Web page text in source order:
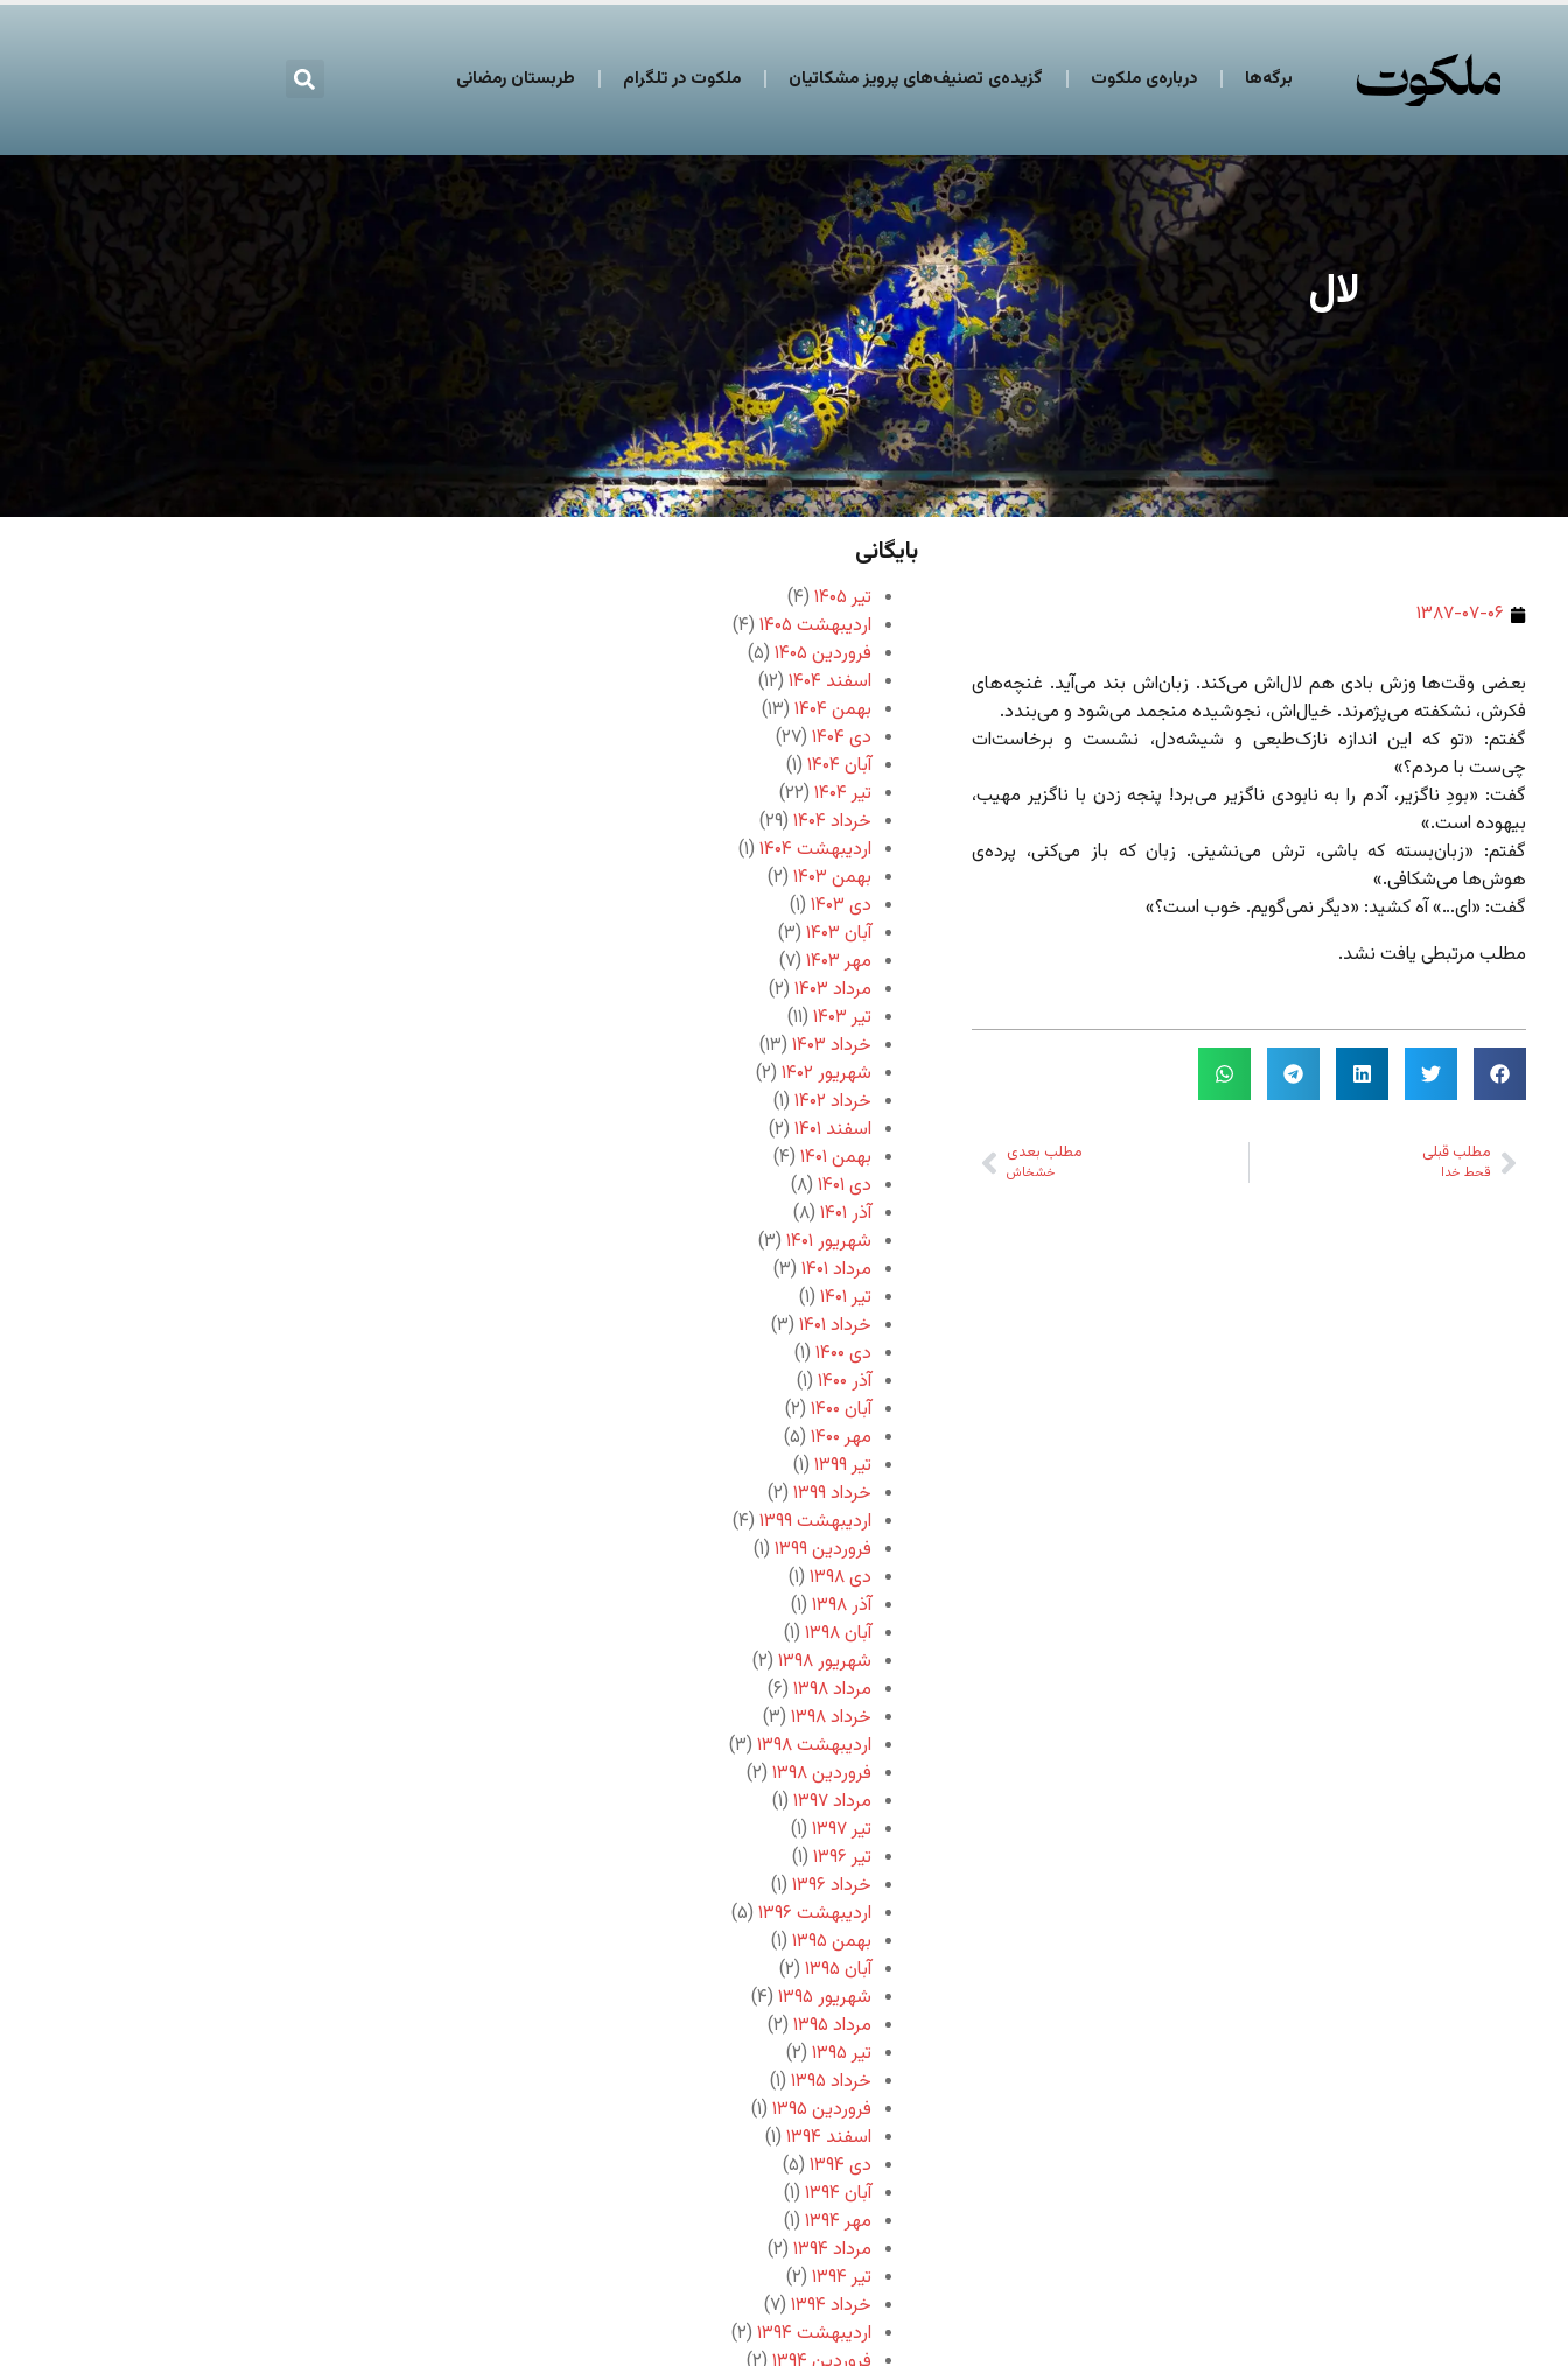
برگه‌ها درباره‌ی ملکوت گزیده‌ی تصنیف‌های پرویز مشکاتیان ملکوت در تلگرام طربستان رمضانی
لال
۱۳۸۷-۰۷-۰۶
بعضی وقت‌ها وزش بادی هم لال‌اش می‌کند. زبان‌اش بند می‌آید. غنچه‌های
فکرش، نشکفته می‌پژمرند. خیال‌اش، نجوشیده منجمد می‌شود و می‌بندد.
گفتم: «تو که این اندازه نازک‌طبعی و شیشه‌دل، نشست و برخاست‌ات
چی‌ست با مردم؟»
گفت: «بودِ ناگزیر، آدم را به نابودی ناگزیر می‌برد! پنجه زدن با ناگزیر مهیب،
بیهوده است.»
گفتم: «زبان‌بسته که باشی، ترش‌ می‌نشینی. زبان که باز می‌کنی، پرده‌ی
هوش‌ها می‌شکافی.»
گفت: «ای…» آه کشید: «دیگر نمی‌گویم. خوب است؟»
مطلب مرتبطی یافت نشد.
مطلب قبلی
قحط خدا
مطلب بعدی
خشخاش
بایگانی
تیر ۱۴۰۵
(۴)
اردیبهشت ۱۴۰۵
(۴)
فروردین ۱۴۰۵
(۵)
اسفند ۱۴۰۴
(۱۲)
بهمن ۱۴۰۴
(۱۳)
دی ۱۴۰۴
(۲۷)
آبان ۱۴۰۴
(۱)
تیر ۱۴۰۴
(۲۲)
خرداد ۱۴۰۴
(۲۹)
اردیبهشت ۱۴۰۴
(۱)
بهمن ۱۴۰۳
(۲)
دی ۱۴۰۳
(۱)
آبان ۱۴۰۳
(۳)
مهر ۱۴۰۳
(۷)
مرداد ۱۴۰۳
(۲)
تیر ۱۴۰۳
(۱۱)
خرداد ۱۴۰۳
(۱۳)
شهریور ۱۴۰۲
(۲)
خرداد ۱۴۰۲
(۱)
اسفند ۱۴۰۱
(۲)
بهمن ۱۴۰۱
(۴)
دی ۱۴۰۱
(۸)
آذر ۱۴۰۱
(۸)
شهریور ۱۴۰۱
(۳)
مرداد ۱۴۰۱
(۳)
تیر ۱۴۰۱
(۱)
خرداد ۱۴۰۱
(۳)
دی ۱۴۰۰
(۱)
آذر ۱۴۰۰
(۱)
آبان ۱۴۰۰
(۲)
مهر ۱۴۰۰
(۵)
تیر ۱۳۹۹
(۱)
خرداد ۱۳۹۹
(۲)
اردیبهشت ۱۳۹۹
(۴)
فروردین ۱۳۹۹
(۱)
دی ۱۳۹۸
(۱)
آذر ۱۳۹۸
(۱)
آبان ۱۳۹۸
(۱)
شهریور ۱۳۹۸
(۲)
مرداد ۱۳۹۸
(۶)
خرداد ۱۳۹۸
(۳)
اردیبهشت ۱۳۹۸
(۳)
فروردین ۱۳۹۸
(۲)
مرداد ۱۳۹۷
(۱)
تیر ۱۳۹۷
(۱)
تیر ۱۳۹۶
(۱)
خرداد ۱۳۹۶
(۱)
اردیبهشت ۱۳۹۶
(۵)
بهمن ۱۳۹۵
(۱)
آبان ۱۳۹۵
(۲)
شهریور ۱۳۹۵
(۴)
مرداد ۱۳۹۵
(۲)
تیر ۱۳۹۵
(۲)
خرداد ۱۳۹۵
(۱)
فروردین ۱۳۹۵
(۱)
اسفند ۱۳۹۴
(۱)
دی ۱۳۹۴
(۵)
آبان ۱۳۹۴
(۱)
مهر ۱۳۹۴
(۱)
مرداد ۱۳۹۴
(۲)
تیر ۱۳۹۴
(۲)
خرداد ۱۳۹۴
(۷)
اردیبهشت ۱۳۹۴
(۲)